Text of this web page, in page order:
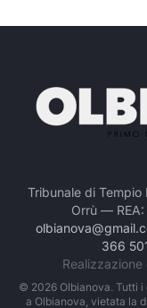
Tribunale di
Orrù —
366
© 2026Olbianova. Tutti i
a Olbianova, vietata la